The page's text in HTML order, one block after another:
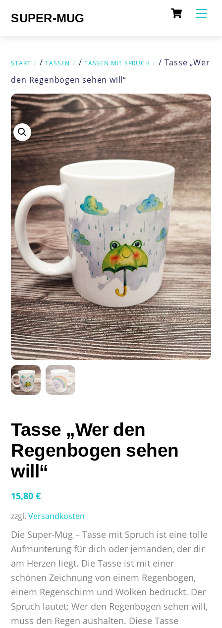
Cart
SUPER-MUG
START /TASSEN /TASSEN MIT SPRUCH
/ Tasse „Wer
den Regenbogen sehen will“
Tasse „Wer den
Regenbogen sehen
will“
15,80€
zzgl.Versandkosten
Die Super-Mug – Tasse mit Spruch ist eine tolle
Aufmunterung für dich oder jemanden, der dir
am Herzen liegt. Die Tasse ist mit einer
schönen Zeichnung von einem Regenbogen,
einem Regenschirm und Wolken bedruckt. Der
Spruch lautet: Wer den Regenbogen sehen will,
muss den Regen aushalten. Diese Tasse